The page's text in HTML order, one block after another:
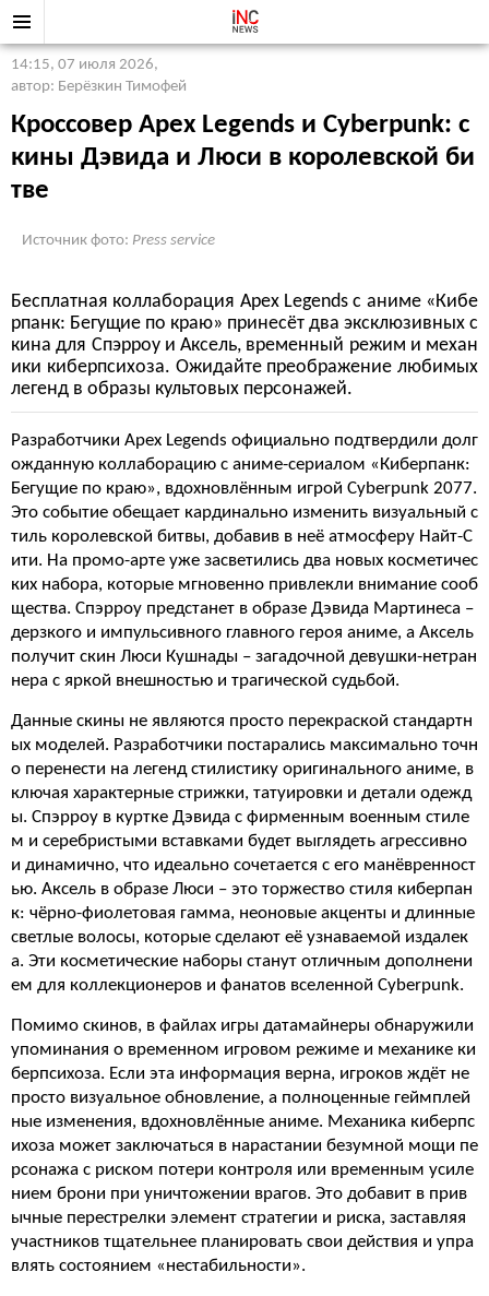
14:15, 07 июля 2026,
автор: Берёзкин Тимофей
Кроссовер Apex Legends и Cyberpunk: с
кины Дэвида и Люси в королевской би
тве
Источник фото: Press service
Бесплатная коллаборация Apex Legends с аниме «Кибе
рпанк: Бегущие по краю» принесёт два эксклюзивных с
кина для Спэрроу и Аксель, временный режим и механ
ики киберпсихоза. Ожидайте преображение любимых
легенд в образы культовых персонажей.
Разработчики Apex Legends официально подтвердили долг
ожданную коллаборацию с аниме-сериалом «Киберпанк:
Бегущие по краю», вдохновлённым игрой Cyberpunk 2077.
Это событие обещает кардинально изменить визуальный с
тиль королевской битвы, добавив в неё атмосферу Найт-С
ити. На промо-арте уже засветились два новых косметичес
ких набора, которые мгновенно привлекли внимание сооб
щества. Спэрроу предстанет в образе Дэвида Мартинеса –
дерзкого и импульсивного главного героя аниме, а Аксель
получит скин Люси Кушнады – загадочной девушки-нетран
нера с яркой внешностью и трагической судьбой.
Данные скины не являются просто перекраской стандартн
ых моделей. Разработчики постарались максимально точн
о перенести на легенд стилистику оригинального аниме, в
ключая характерные стрижки, татуировки и детали одежд
ы. Спэрроу в куртке Дэвида с фирменным военным стиле
м и серебристыми вставками будет выглядеть агрессивно
и динамично, что идеально сочетается с его манёвренност
ью. Аксель в образе Люси – это торжество стиля киберпан
к: чёрно-фиолетовая гамма, неоновые акценты и длинные
светлые волосы, которые сделают её узнаваемой издалек
а. Эти косметические наборы станут отличным дополнени
ем для коллекционеров и фанатов вселенной Cyberpunk.
Помимо скинов, в файлах игры датамайнеры обнаружили
упоминания о временном игровом режиме и механике ки
берпсихоза. Если эта информация верна, игроков ждёт не
просто визуальное обновление, а полноценные геймплей
ные изменения, вдохновлённые аниме. Механика киберпс
ихоза может заключаться в нарастании безумной мощи пе
рсонажа с риском потери контроля или временным усиле
нием брони при уничтожении врагов. Это добавит в прив
ычные перестрелки элемент стратегии и риска, заставляя
участников тщательнее планировать свои действия и упра
влять состоянием «нестабильности».